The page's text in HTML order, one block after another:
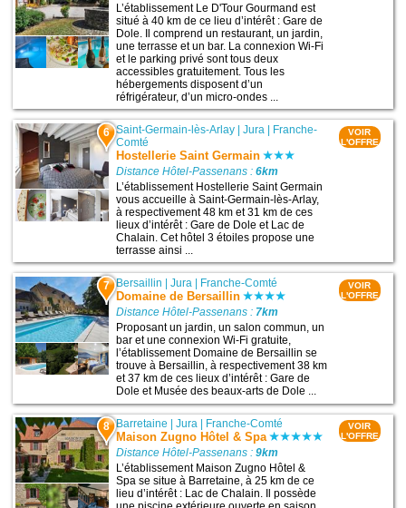
L’établissement Le D'Tour Gourmand est
situé à 40 km de ce lieu d’intérêt : Gare de
Dole. Il comprend un restaurant, un jardin,
une terrasse et un bar. La connexion Wi-Fi
et le parking privé sont tous deux
accessibles gratuitement. Tous les
hébergements disposent d’un
réfrigérateur, d’un micro-ondes ...
6 Saint-Germain-lès-Arlay |Jura | Franche-
Comté
Hostellerie Saint Germain
Distance Hôtel-Passenans :6km
L’établissement Hostellerie Saint Germain
vous accueille à Saint-Germain-lès-Arlay,
à respectivement 48 km et 31 km de ces
lieux d’intérêt : Gare de Dole et Lac de
Chalain. Cet hôtel 3 étoiles propose une
terrasse ainsi ...
VOIR
L'OFFRE
7 Bersaillin |Jura Franche-Comté
Domaine de Bersaillin
Distance Hôtel-Passenans : 7km
Proposant un jardin, un salon commun, un
bar et une connexion Wi-Fi gratuite,
l’établissement Domaine de Bersaillin se
trouve à Bersaillin, à respectivement 38 km
et 37 km de ces lieux d’intérêt : Gare de
Dole et Musée des beaux-arts de Dole ...
VOIR
L'OFFRE
8 Barretaine |Jura Franche-Comté
Maison Zugno Hôtel & Spa
Distance Hôtel-Passenans :9km
L’établissement Maison Zugno Hôtel &
Spa se situe à Barretaine, à 25 km de ce
lieu d’intérêt : Lac de Chalain. Il possède
VOIR
L'OFFRE